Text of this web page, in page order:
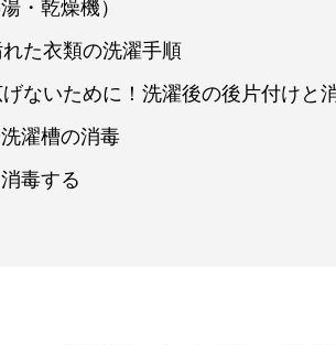
・乾燥機）
た衣類の洗濯手順
ないために！洗濯後の後片付けと
濯槽の消毒
毒する